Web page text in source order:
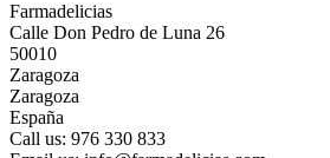
Farmadelicias
Calle Don Pedro de Luna 26
50010
Zaragoza
Zaragoza
España
Call us: 976 330 833